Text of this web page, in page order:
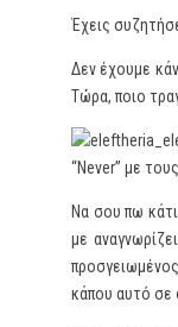
Έχεις
Δεν έχουμε
Τώρα, ποιο
“Never” με
Να σου πω
με
κάπου αυτό σε